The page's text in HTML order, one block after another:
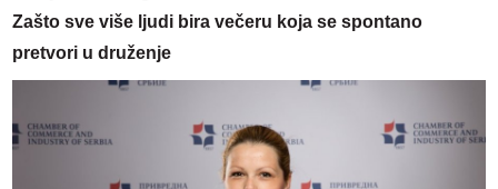
Zašto sve više ljudi bira večeru koja se spontano
pretvori u druženje